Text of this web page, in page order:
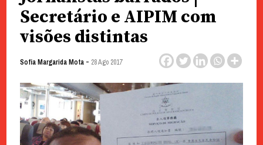
Secretário e AIPIM com
visões distintas
Sofia Margarida Mota- 28 Ago 2017